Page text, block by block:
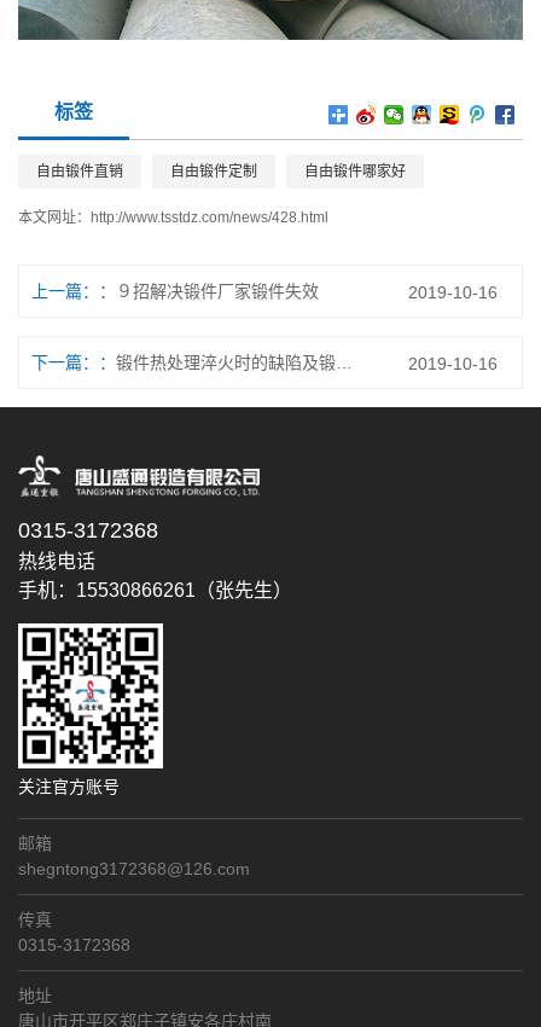
标签
自由锻件直销 自由锻件定制 自由锻件哪家好
本文网址： http://www.tsstdz.com/news/428.html
上一篇： ９招解决锻件厂家锻件失效 2019-10-16
下一篇： 锻件热处理淬火时的缺陷及锻圆厂家预防措施 2019-10-16
0315-3172368
热线电话
手机：15530866261（张先生）
关注官方账号
邮箱
shegntong3172368@126.com
传真
0315-3172368
地址
唐山市开平区郑庄子镇安各庄村南